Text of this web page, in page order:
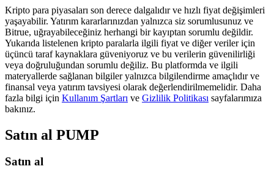
Krediler
Kripto destekli borçlanma hizmeti
Kripto para piyasaları son derece dalgalıdır ve hızlı fiyat değişimleri
yaşayabilir. Yatırım kararlarınızdan yalnızca siz sorumlusunuz ve
Bitrue, uğrayabileceğiniz herhangi bir kayıptan sorumlu değildir.
Yukarıda listelenen kripto paralarla ilgili fiyat ve diğer veriler için
üçüncü taraf kaynaklara güveniyoruz ve bu verilerin güvenilirliği
veya doğruluğundan sorumlu değiliz. Bu platformda ve ilgili
materyallerde sağlanan bilgiler yalnızca bilgilendirme amaçlıdır ve
finansal veya yatırım tavsiyesi olarak değerlendirilmemelidir. Daha
fazla bilgi için Kullanım Şartları ve Gizlilik Politikası sayfalarımıza
bakınız.
Satın al PUMP
Satın al